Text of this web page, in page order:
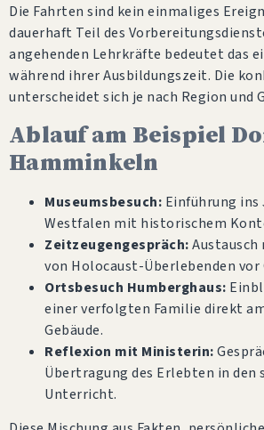
Die Fahrten sind kein einmaliges
dauerhaft Teil des
angehenden Lehrkräfte bedeutet das
während ihrer Ausbildungszeit. Die
unterscheidet sich je nach Region und
Ablauf am Beispiel
Hamminkeln
Museumsbesuch: Einführung ins
Westfalen mit historischem
Zeitzeugengespräch:
von Holocaust-Überlebenden vor
Ortsbesuch Humberghaus:
einer verfolgten Familie direkt
Gebäude.
Reflexion mit Ministerin:
Übertragung des Erlebten in den
Unterricht.